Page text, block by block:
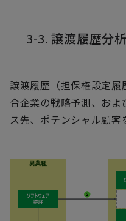
3-3. 譲渡履歴分析
譲渡履歴（担保権設定
合企業の戦略予測、お
ス先、ポテンシャル顧客